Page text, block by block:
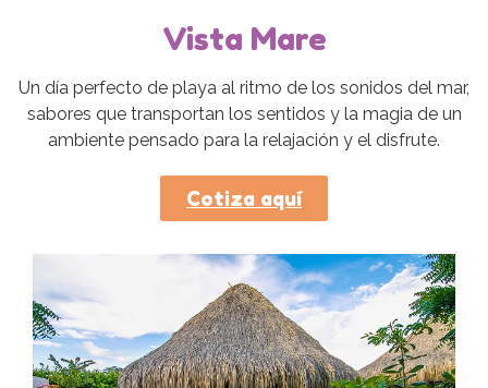
Vista Mare
Un día perfecto de playa al ritmo de los sonidos del mar,
sabores que transportan los sentidos y la magia de un
ambiente pensado para la relajación y el disfrute.
Cotiza aquí